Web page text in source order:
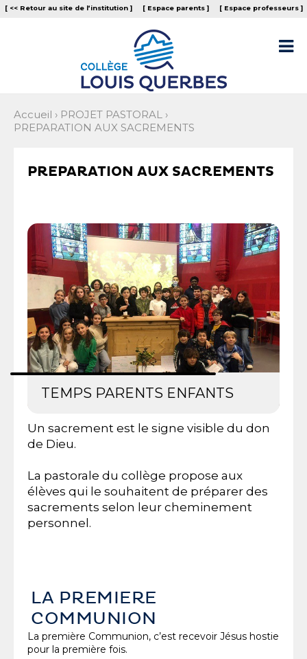
Aller
au
Outils
personnels
[ << Retour au site de l‘institution ] [ Espace parents ] [ Espace professeurs ]

Accueil › PROJET PASTORAL ›
PREPARATION AUX SACREMENTS
PREPARATION AUX SACREMENTS
TEMPS PARENTS ENFANTS
Un sacrement est le signe visible du don
de Dieu.
La pastorale du collège propose aux
élèves qui le souhaitent de préparer des
sacrements selon leur cheminement
personnel.
LA PREMIERE
COMMUNION
La première Communion, c’est recevoir Jésus hostie
pour la première fois.